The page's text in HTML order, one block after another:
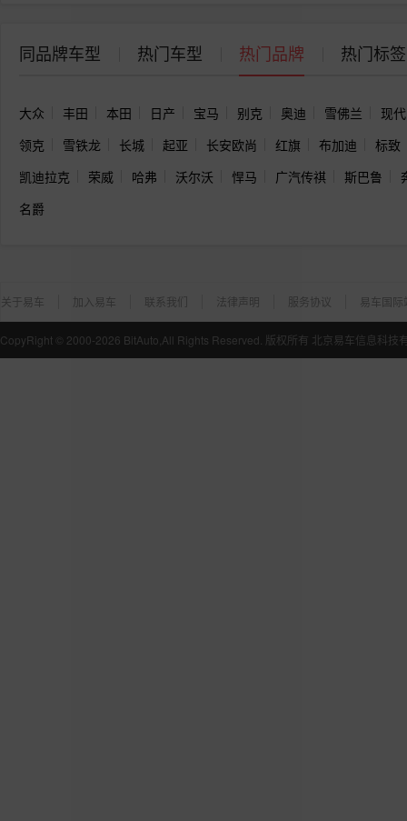
同品牌车型 热门车型 热门品牌 热门标签
大众 丰田 本田 日产 宝马 别克 奥迪 雪佛兰
现代
领克
雪铁龙 长城 起亚 长安欧尚 红旗 布加迪
标致
凯迪拉克
荣威 哈弗 沃尔沃 悍马 广汽传祺 斯巴鲁
名爵
关于易车 加入易车 联系我们 法律声明 服务协议 易车国际
CopyRight © 2000-2026 BitAuto,All Rights Reserved. 版权所有 北京易车信息科